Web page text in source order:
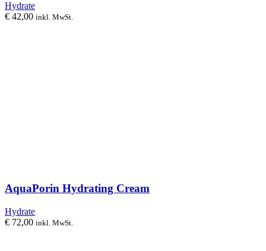
Hydrate
€ 42,00 inkl. MwSt.
AquaPorin Hydrating Cream
Hydrate
€ 72,00 inkl. MwSt.